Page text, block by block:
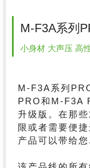
M-F3A系列
小身材 大声压 高
M-F3A系列
PRO和M-F3A
升级版。在那
限或者需要便
产品可以带给